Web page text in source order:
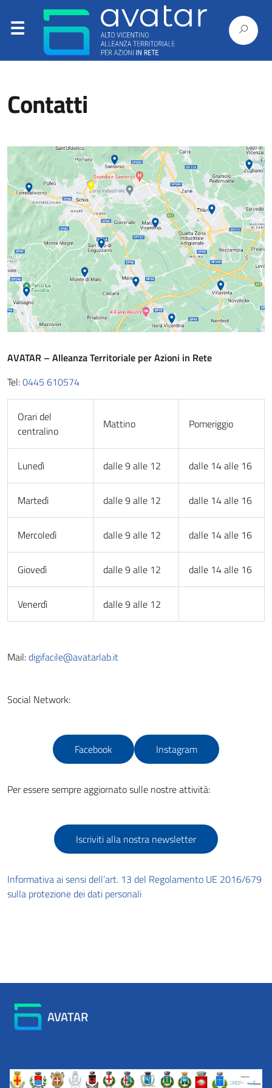
Contatti
AVATAR – Alleanza Territoriale per Azioni in Rete
Tel:0445 610574
Orari del
centralino
Mattino Pomeriggio
Lunedì dalle 9 alle 12 dalle 14 alle 16
Martedì dalle 9 alle 12 dalle 14 alle 16
Mercoledì dalle 9 alle 12 dalle 14 alle 16
Giovedì dalle 9 alle 12 dalle 14 alle 16
Venerdì dalle 9 alle 12
Mail:digifacile@avatarlab.it
Social Network:
Facebook Instagram
Per essere sempre aggiornato sulle nostre attività:
Iscriviti alla nostra newsletter
Informativa ai sensi dell’art. 13 del Regolamento UE 2016/679
sulla protezione dei dati personali
AVATAR